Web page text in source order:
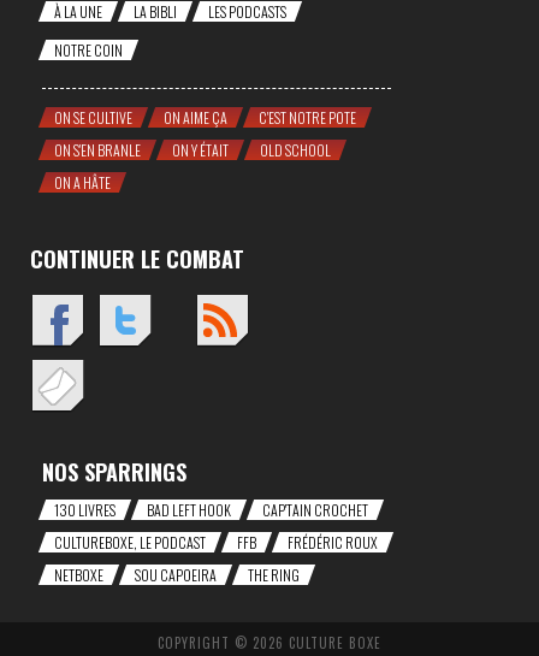
À LA UNE LA BIBLI
LES PODCASTS
NOTRE COIN
ON SE CULTIVE ON AIME ÇA
C'EST NOTRE POTE
ON S'EN BRANLE
ON Y ÉTAIT
OLD SCHOOL
ON A HÂTE
CONTINUER LE COMBAT
NOS SPARRINGS
130 LIVRES BAD LEFT HOOK
CAP'TAIN CROCHET
CULTUREBOXE, LE PODCAST
FFB
FRÉDÉRIC ROUX
NETBOXE
SOU CAPOEIRA THE RING
COPYRIGHT © 2026 CULTURE BOXE